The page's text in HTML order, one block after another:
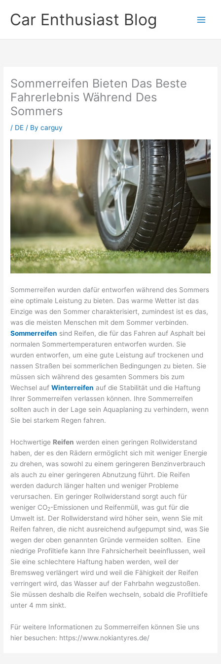
contentCar Enthusiast Blog
Sommerreifen Bieten Das Beste
Fahrerlebnis Während Des
Sommers
/ DE / Bycarguy
Sommerreifen wurden dafür entworfen während des Sommers
eine optimale Leistung zu bieten. Das warme Wetter ist das
Einzige was den Sommer charakterisiert, zumindest ist es das,
was die meisten Menschen mit dem Sommer verbinden.
Sommerreifen sind Reifen, die für das Fahren auf Asphalt bei
normalen Sommertemperaturen entworfen wurden. Sie
wurden entworfen, um eine gute Leistung auf trockenen und
nassen Straßen bei sommerlichen Bedingungen zu bieten. Sie
müssen sich während des gesamten Sommers bis zum
Wechsel aufWinterreifen auf die Stabilität und die Haftung
Ihrer Sommerreifen verlassen können. Ihre Sommerreifen
sollten auch in der Lage sein Aquaplaning zu verhindern, wenn
Sie bei starkem Regen fahren.
Hochwertige Reifen werden einen geringen Rollwiderstand
haben, der es den Rädern ermöglicht sich mit weniger Energie
zu drehen, was sowohl zu einem geringeren Benzinverbrauch
als auch zu einer geringeren Abnutzung führt. Die Reifen
werden dadurch länger halten und weniger Probleme
verursachen. Ein geringer Rollwiderstand sorgt auch für
weniger CO2-Emissionen und Reifenmüll, was gut für die
Umwelt ist. Der Rollwiderstand wird höher sein, wenn Sie mit
Reifen fahren, die nicht ausreichend aufgepumpt sind, was Sie
wegen der oben genannten Gründe vermeiden sollten. Eine
niedrige Profiltiefe kann Ihre Fahrsicherheit beeinflussen, weil
Sie eine schlechtere Haftung haben werden, weil der
Bremsweg verlängert wird und weil die Fähigkeit der Reifen
verringert wird, das Wasser auf der Fahrbahn wegzustoßen.
Sie müssen deshalb die Reifen wechseln, sobald die Profiltiefe
unter 4 mm sinkt.
Für weitere Informationen zu Sommerreifen können Sie uns
hier besuchen: https://www.nokiantyres.de/